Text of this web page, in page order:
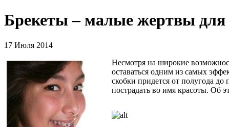
Брекеты – малые жертвы
17 Июля 2014
Несмотря на широкие
оставаться одним из самых
скобки придется от полугода
пострадать во имя красоты. Об